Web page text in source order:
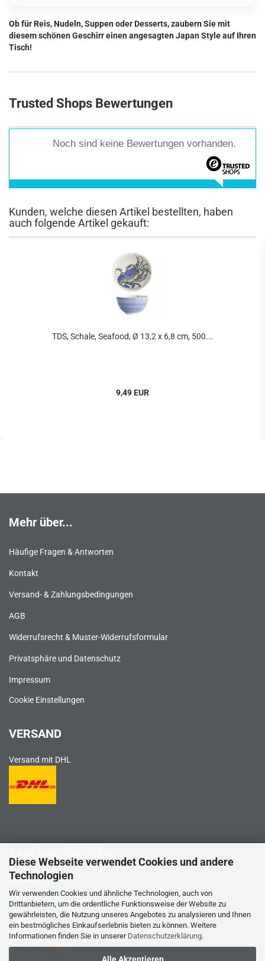
Diese Webseite verwendet Cookies und andere
Technologien
Wir verwenden Cookies und ähnliche Technologien, auch von
Drittanbietern, um die ordentliche Funktionsweise der Website zu
gewährleisten, die Nutzung unseres Angebotes zu analysieren und Ihnen
ein bestmögliches Einkaufserlebnis bieten zu können. Weitere
Informationen finden Sie in unserer Datenschutzerklärung.
Alle Akzeptieren
Ob für Reis, Nudeln, Suppen oder Desserts, zaubern Sie mit
diesem schönen Geschirr einen angesagten Japan Style auf Ihren
Tisch!
Trusted Shops Bewertungen
Noch sind keine Bewertungen vorhanden.
Kunden, welche diesen Artikel bestellten, haben
auch folgende Artikel gekauft:
TDS, Schale, Seafood, Ø 13,2 x 6,8 cm, 500...
9,49 EUR
Mehr über...
Häufige Fragen & Antworten
Kontakt
Versand- & Zahlungsbedingungen
AGB
Widerrufsrecht & Muster-Widerrufsformular
Privatsphäre und Datenschutz
Impressum
Cookie Einstellungen
VERSAND
Versand mit DHL
ZAHLUNGSWEISEN
PayPal
Kreditkarte